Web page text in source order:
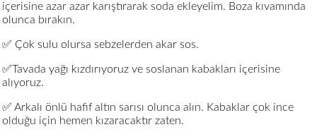
içerisine azar azar karıştırarak soda ekleyelim. Boza kıvamında
olunca bırakın.
✅ Çok sulu olursa sebzelerden akar sos.
✅Tavada yağı kızdırıyoruz ve soslanan kabakları içerisine
alıyoruz.
✅ Arkalı önlü hafif altın sarısı olunca alın. Kabaklar çok ince
olduğu için hemen kızaracaktır zaten.